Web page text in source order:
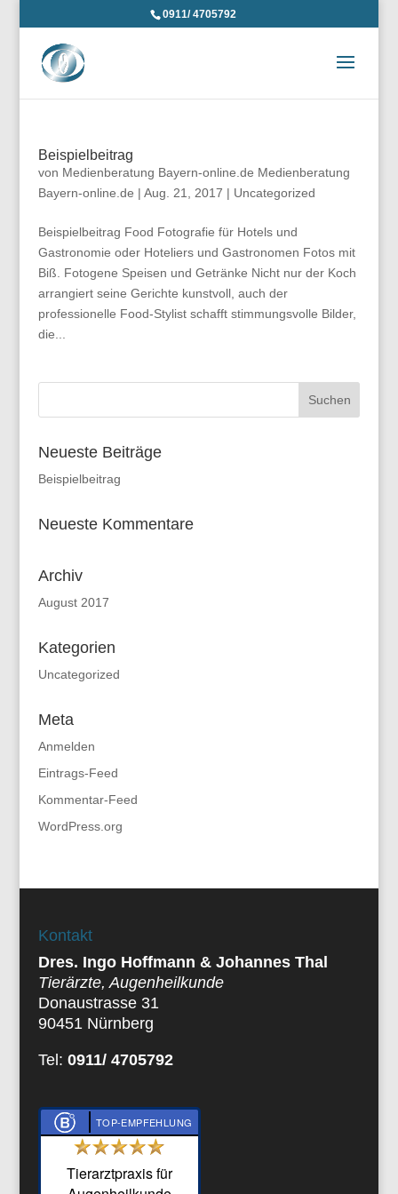
0911/ 4705792
Beispielbeitrag
von Medienberatung Bayern-online.de Medienberatung
Bayern-online.de | Aug. 21, 2017 | Uncategorized
Beispielbeitrag Food Fotografie für Hotels und
Gastronomie oder Hoteliers und Gastronomen Fotos mit
Biß. Fotogene Speisen und Getränke Nicht nur der Koch
arrangiert seine Gerichte kunstvoll, auch der
professionelle Food-Stylist schafft stimmungsvolle Bilder,
die...
Neueste Beiträge
Beispielbeitrag
Neueste Kommentare
Archiv
August 2017
Kategorien
Uncategorized
Meta
Anmelden
Eintrags-Feed
Kommentar-Feed
WordPress.org
Kontakt
Dres. Ingo Hoffmann & Johannes Thal
Tierärzte, Augenheilkunde
Donaustrasse 31
90451 Nürnberg
Tel: 0911/ 4705792
TOP-EMPFEHLUNG
Tierarztpraxis für